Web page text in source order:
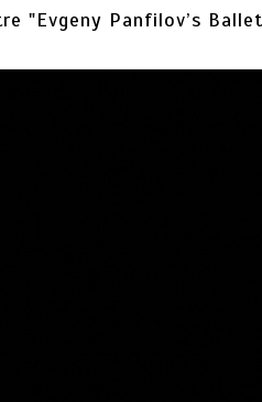
"Evgeny Panfilov’s